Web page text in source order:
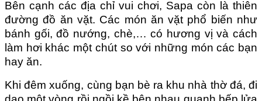
Bên cạnh các địa chỉ vui chơi, Sapa còn là thiên
đường đồ ăn vặt. Các món ăn vặt phổ biến như
bánh gối, đồ nướng, chè,… có hương vị và cách
làm hơi khác một chút so với những món các bạn
hay ăn.
Khi đêm xuống, cùng bạn bè ra khu nhà thờ đá, đi